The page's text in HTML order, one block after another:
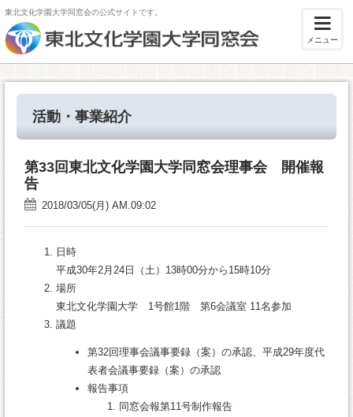
東北文化学園大学同窓会の公式サイトです。
メニュー
活動・事業紹介
第33回東北文化学園大学同窓会理事会 開催報
告
2018/03/05(月) AM.09:02
日時
平成30年2月24日（土）13時00分から15時10分
場所
東北文化学園大学 1号館1階 第6会議室 11名参加
議題
第32回理事会議事要録（案）の承認、平成29年度代
表者会議事要録（案）の承認
報告事項
同窓会報第11号制作報告